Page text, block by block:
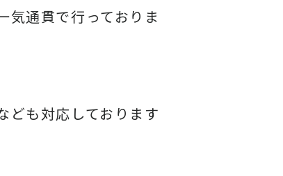
気通貫で行っておりま
ども対応しております